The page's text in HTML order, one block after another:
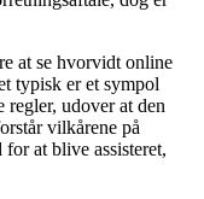
at se hvorvidt online
typisk er et sympol
udover at den
vilkårene på
at blive assisteret,